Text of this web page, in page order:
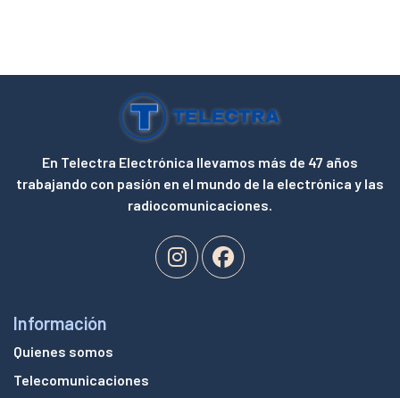
En Telectra Electrónica llevamos más de 47 años
trabajando con pasión en el mundo de la electrónica y las
radiocomunicaciones.
Información
Quienes somos
Telecomunicaciones